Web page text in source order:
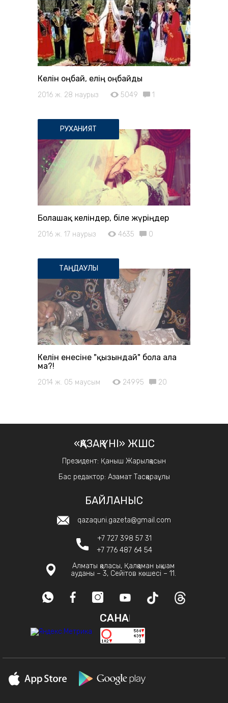
Келін оңбай, елің оңбайды
2016 ж. 28 наурыз 5049 1
РУХАНИЯТ
Болашақ келіндер, біле жүріңдер
2016 ж. 17 наурыз 4635 0
ТАҢДАУЛЫ
Келін енесіне "қызындай" бола ала
ма?!
2014 ж. 05 маусым 24995 20
«ҚАЗАҚ ҮНІ» ЖШС
Президент: Қаныш Жарылқасын
Бас редактор: Азамат Тасқараұлы
БАЙЛАНЫС
qazaquni.gazeta@gmail.com
+7 727 398 57 31
+7 776 487 64 54
Алматы қаласы, Қалқаман ықшам
ауданы – 3, Сейітов көшесі – 11.
САНАҚ